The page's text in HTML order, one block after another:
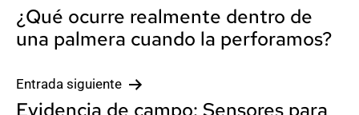
de
entradas
¿Qué ocurre realmente dentro de
una palmera cuando la perforamos?
Entrada siguiente
Evidencia de campo: Sensores para